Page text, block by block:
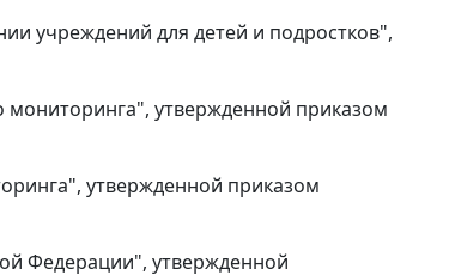
учреждений для детей и подростков",
мониторинга", утвержденной приказом
утвержденной приказом
Федерации", утвержденной